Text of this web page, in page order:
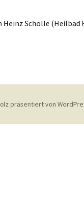
Heinz Scholle
präsentiert von